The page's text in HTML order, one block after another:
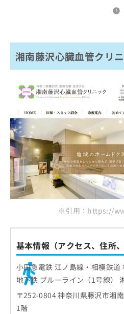
湘南藤沢心臓血管クリ
※引用：https://
基本情報（アクセス、住所、
小田急電鉄 江ノ島線・相模鉄
地下鉄 ブルーライン（1号線）
〒252-0804 神奈川県藤沢市湘
1階